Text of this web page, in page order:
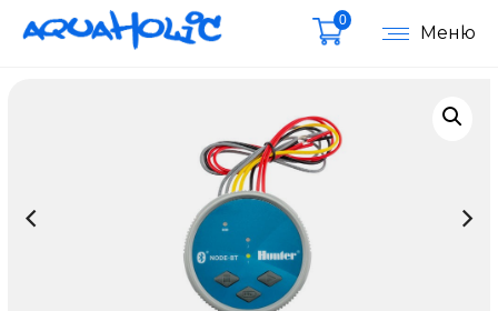
Меню
0